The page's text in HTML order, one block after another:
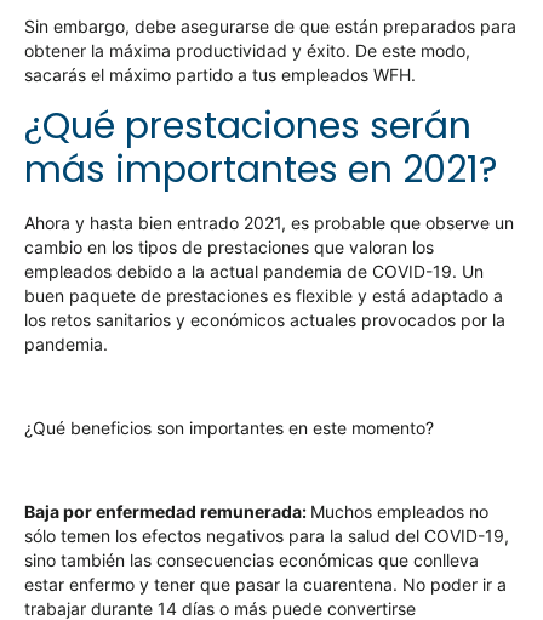
Sin embargo, debe asegurarse de que están preparados para
obtener la máxima productividad y éxito. De este modo,
sacarás el máximo partido a tus empleados WFH.
¿Qué prestaciones serán
más importantes en 2021?
Ahora y hasta bien entrado 2021, es probable que observe un
cambio en los tipos de prestaciones que valoran los
empleados debido a la actual pandemia de COVID-19. Un
buen paquete de prestaciones es flexible y está adaptado a
los retos sanitarios y económicos actuales provocados por la
pandemia.
¿Qué beneficios son importantes en este momento?
Baja por enfermedad remunerada: Muchos empleados no
sólo temen los efectos negativos para la salud del COVID-19,
sino también las consecuencias económicas que conlleva
estar enfermo y tener que pasar la cuarentena. No poder ir a
trabajar durante 14 días o más puede convertirse